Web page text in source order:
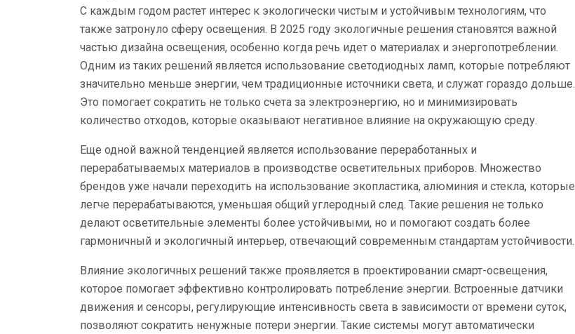
С каждым годом растет интерес к экологически чистым и устойчивым технологиям, что
также затронуло сферу освещения. В 2025 году экологичные решения становятся важной
частью дизайна освещения, особенно когда речь идет о материалах и энергопотреблении.
Одним из таких решений является использование светодиодных ламп, которые потребляют
значительно меньше энергии, чем традиционные источники света, и служат гораздо дольше.
Это помогает сократить не только счета за электроэнергию, но и минимизировать
количество отходов, которые оказывают негативное влияние на окружающую среду.
Еще одной важной тенденцией является использование переработанных и
перерабатываемых материалов в производстве осветительных приборов. Множество
брендов уже начали переходить на использование экопластика, алюминия и стекла, которые
легче перерабатываются, уменьшая общий углеродный след. Такие решения не только
делают осветительные элементы более устойчивыми, но и помогают создать более
гармоничный и экологичный интерьер, отвечающий современным стандартам устойчивости.
Влияние экологичных решений также проявляется в проектировании смарт-освещения,
которое помогает эффективно контролировать потребление энергии. Встроенные датчики
движения и сенсоры, регулирующие интенсивность света в зависимости от времени суток,
позволяют сократить ненужные потери энергии. Такие системы могут автоматически